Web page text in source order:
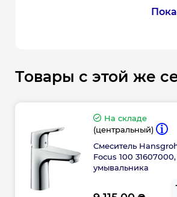
Товары с этой же
На складе
(центральный)
Смеситель
Focus 100
умывальника